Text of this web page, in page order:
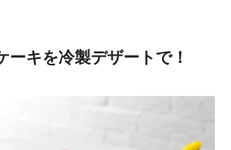
ーキを冷製デザートで！